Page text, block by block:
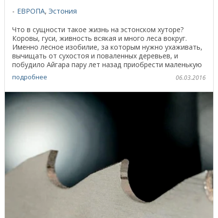
ЕВРОПА, Эстония
Что в сущности такое жизнь на эстонском хуторе?
Коровы, гуси, живность всякая и много леса вокруг.
Именно лесное изобилие, за которым нужно ухаживать,
вычищать от сухостоя и поваленных деревьев, и
побудило Айгара пару лет назад приобрести маленькую
подробнее 06.03.2016